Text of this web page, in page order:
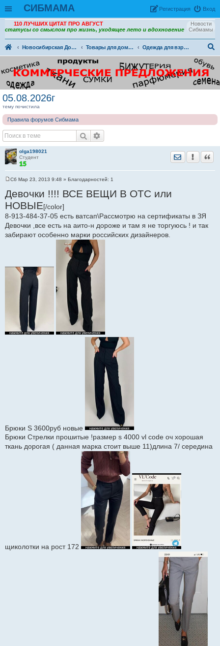
СИБМАМА Вход
Рeгиcтpaция
Новости
Сибмамы
110 ЛУЧШИХ ЦИТАТ ПРО АВГУСТ
статусы со смыслом про жизнь, уходящее лето и вдохновение
Новосибирская Доска объявлений Товары для дома и семьи. (ДО)
Одежда для взрослых (ДО)
ск
05.08.2026г
тему почистила
Правила форумов Сибмама
olga198021
Студент
Отправить
о
о
б
щ
е
н
и
Сб Мар 23, 2013 9:48 » Благодарностей: 1
Девочки !!!! ВСЕ ВЕЩИ В ОТС или
НОВЫЕ[/color]
8-913-484-37-05 есть ватсап\Рассмотрю на сертификаты в ЗЯ
Девочки ,все есть на аито-н дороже и там я не торгуюсь ! и так
забирают особенно марки российских дизайнеров.
Брюки S 3600руб новые
Брюки Стрелки прошитые !размер s 4000 vl code оч хорошая
ткань дорогая ( данная марка стоит выше 11)длина 7/ середина
щиколотки на рост 172